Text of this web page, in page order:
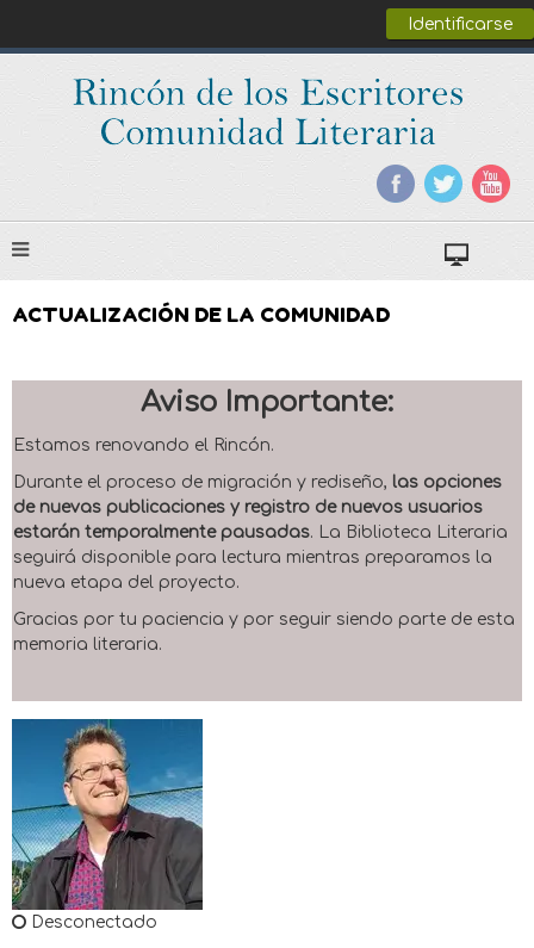
Identificarse
ACTUALIZACIÓN DE LA COMUNIDAD
Aviso Importante:
Estamos renovando el Rincón.
Durante el proceso de migración y rediseño, las opciones
de nuevas publicaciones y registro de nuevos usuarios
estarán temporalmente pausadas. La Biblioteca Literaria
seguirá disponible para lectura mientras preparamos la
nueva etapa del proyecto.
Gracias por tu paciencia y por seguir siendo parte de esta
memoria literaria.
Desconectado